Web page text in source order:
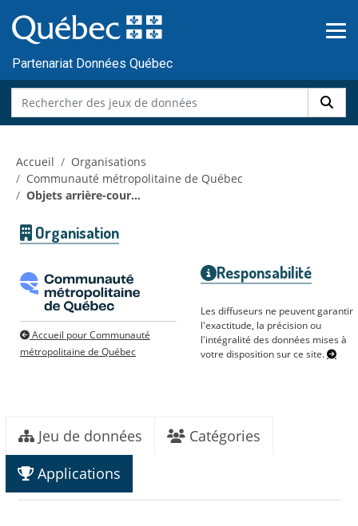
au
contenu
Partenariat Données Québec
Accueil
Organisations
Communauté métropolitaine de Québec
Objets arrière-cour...
Organisation
Accueil pour Communauté
métropolitaine de Québec
Responsabilité
Les diffuseurs ne peuvent garantir
l'exactitude, la précision ou
l'intégralité des données mises à
votre disposition sur ce site.
Jeu de données
Catégories
Applications